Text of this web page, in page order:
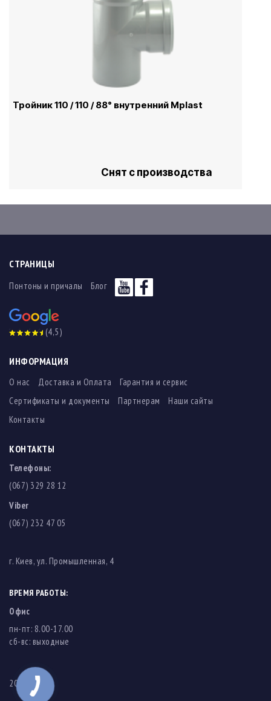
Тройник 110 / 110 / 88° внутренний Mplast
Снят с производства
СТРАНИЦЫ
Понтоны и причалы Блог
(4,5)
ИНФОРМАЦИЯ
О нас Доставка и Оплата
Гарантия и сервис
Сертификаты и документы
Партнерам
Наши сайты
Контакты
КОНТАКТЫ
Телефоны:
(067) 329 28 12
Viber
(067) 232 47 05
г. Киев, ул. Промышленная, 4
ВРЕМЯ РАБОТЫ:
Офис
пн-пт: 8.00-17.00
cб-вс: выходные
2003-2026